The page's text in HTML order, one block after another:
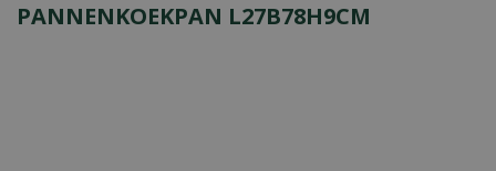
PANNENKOEKPAN L27B78H9CM